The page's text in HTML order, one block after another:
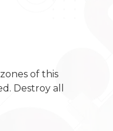
of this
Destroy all